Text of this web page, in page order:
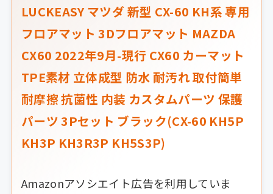
LUCKEASY マツダ 新型 CX-60 KH系 専用
フロアマット 3Dフロアマット MAZDA
CX60 2022年9月-現行 CX60 カーマット
TPE素材 立体成型 防水 耐汚れ 取付簡単
耐摩擦 抗菌性 内装 カスタムパーツ 保護
パーツ 3Pセット ブラック(CX-60 KH5P
KH3P KH3R3P KH5S3P)
Amazonアソシエイト広告を利用していま